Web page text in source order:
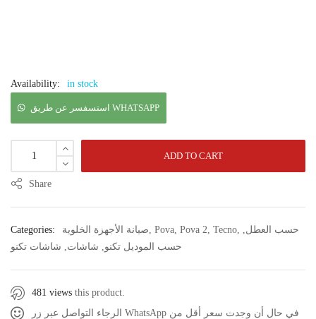
Availability: in stock
استسفسر عن طريق WHATSAPP
ADD TO CART
Share
Categories: صيانة الأجهزة الخلوية, Pova, Pova 2, Tecno, حسب العطل,
حسب الموديل تكنو, شاشات, شاشات تكنو
481 views this product.
الرجاء التواصل عبر زر WhatsApp في حال أن وجدت سعر أقل من